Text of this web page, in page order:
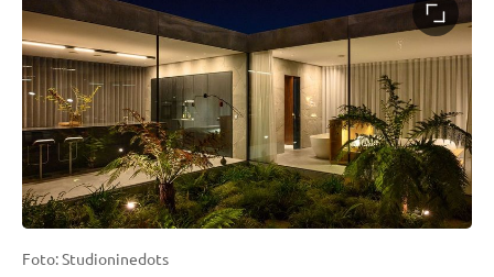
Foto: Studioninedots